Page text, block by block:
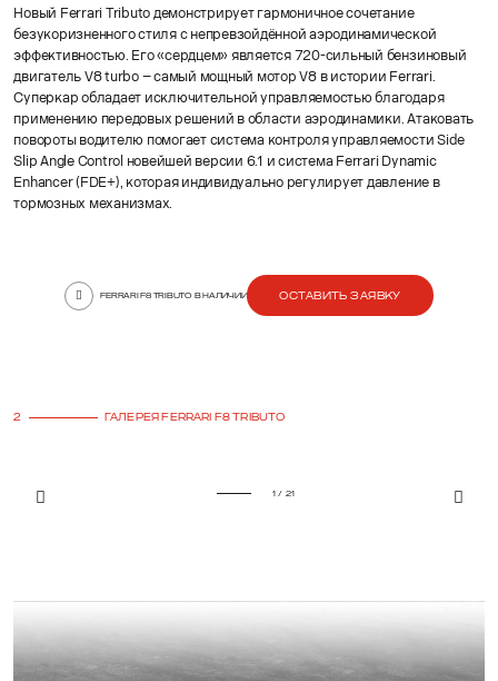
Новый Ferrari Tributo демонстрирует гармоничное сочетание
безукоризненного стиля с непревзойдённой аэродинамической
эффективностью. Его «сердцем» является 720-сильный бензиновый
двигатель V8 turbo – самый мощный мотор V8 в истории Ferrari.
Суперкар обладает исключительной управляемостью благодаря
применению передовых решений в области аэродинамики. Атаковать
повороты водителю помогает система контроля управляемости Side
Slip Angle Control новейшей версии 6.1 и система Ferrari Dynamic
Enhancer (FDE+), которая индивидуально регулирует давление в
тормозных механизмах.
FERRARI F8 TRIBUTO В НАЛИЧИИ ОСТАВИТЬ ЗАЯВКУ
2 ГАЛЕРЕЯ FERRARI F8 TRIBUTO
1 / 21